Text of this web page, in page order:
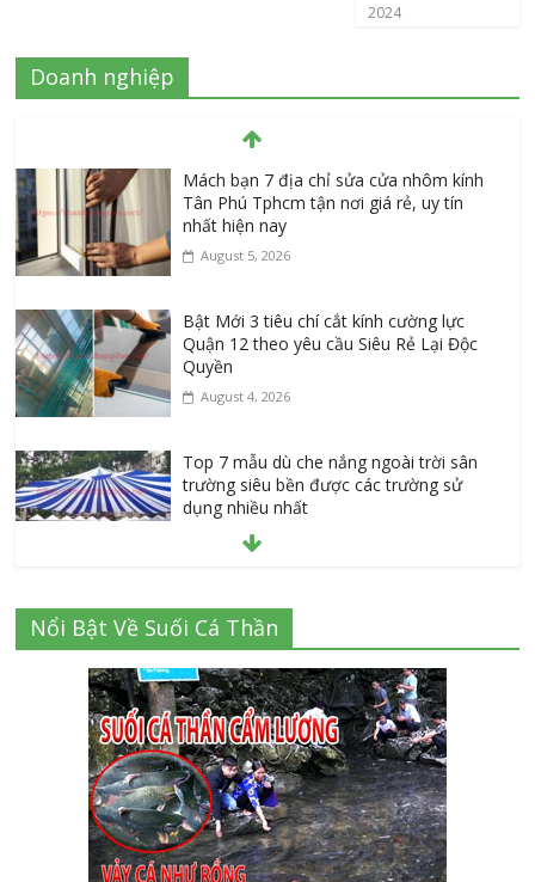
2024
Doanh nghiệp
Mách bạn 7 địa chỉ sửa cửa nhôm kính
Tân Phú Tphcm tận nơi giá rẻ, uy tín
nhất hiện nay
August 5, 2026
Bật Mới 3 tiêu chí cắt kính cường lực
Quận 12 theo yêu cầu Siêu Rẻ Lại Độc
Quyền
August 4, 2026
Top 7 mẫu dù che nắng ngoài trời sân
trường siêu bền được các trường sử
dụng nhiều nhất
July 20, 2026
Danh sách 8 đại lý bán tập vở học sinh
giá sỉ tại Tphcm uy tín được đánh giá
High
July 16, 2026
Cập nhật mới nhất: Vở học sinh 96 trang
giá bao nhiêu tại 3 đại lý lớn có tiếng ở
Tphcm hiện nay?
July 9, 2026
Nổi Bật Về Suối Cá Thần